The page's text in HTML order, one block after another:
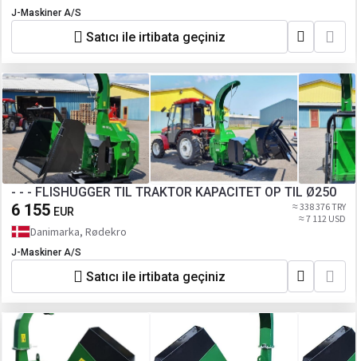
J-Maskiner A/S
Satıcı ile irtibata geçiniz
- - - FLISHUGGER TIL TRAKTOR KAPACITET OP TIL Ø250
6 155 EUR
≈ 338 376 TRY
≈ 7 112 USD
Danimarka, Rødekro
J-Maskiner A/S
Satıcı ile irtibata geçiniz